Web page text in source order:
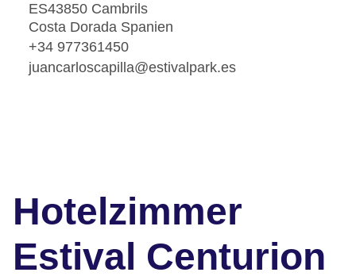
ES43850 Cambrils
Costa Dorada Spanien
+34 977361450
juancarloscapilla@estivalpark.es
Hotelzimmer
Estival Centurion